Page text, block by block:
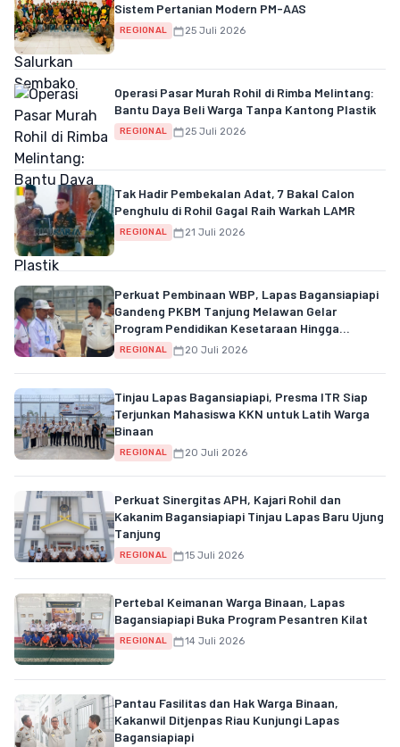
Sistem Pertanian Modern PM-AAS
REGIONAL 25 Juli 2026
Operasi Pasar Murah Rohil di Rimba Melintang:
Bantu Daya Beli Warga Tanpa Kantong Plastik
REGIONAL 25 Juli 2026
Tak Hadir Pembekalan Adat, 7 Bakal Calon
Penghulu di Rohil Gagal Raih Warkah LAMR
REGIONAL 21 Juli 2026
Perkuat Pembinaan WBP, Lapas Bagansiapiapi
Gandeng PKBM Tanjung Melawan Gelar
Program Pendidikan Kesetaraan Hingga
Kemandirian
REGIONAL 20 Juli 2026
Tinjau Lapas Bagansiapiapi, Presma ITR Siap
Terjunkan Mahasiswa KKN untuk Latih Warga
Binaan
REGIONAL 20 Juli 2026
Perkuat Sinergitas APH, Kajari Rohil dan
Kakanim Bagansiapiapi Tinjau Lapas Baru Ujung
Tanjung
REGIONAL 15 Juli 2026
Pertebal Keimanan Warga Binaan, Lapas
Bagansiapiapi Buka Program Pesantren Kilat
REGIONAL 14 Juli 2026
Pantau Fasilitas dan Hak Warga Binaan,
Kakanwil Ditjenpas Riau Kunjungi Lapas
Bagansiapiapi